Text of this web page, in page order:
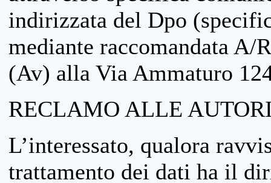
indirizzata del Dpo
mediante raccomandata
(Av) alla Via Ammaturo
RECLAMO ALLE
L’interessato, qualora
trattamento dei dati ha il